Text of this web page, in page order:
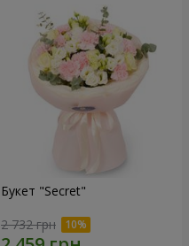
Букет "Secret"
2 732 грн